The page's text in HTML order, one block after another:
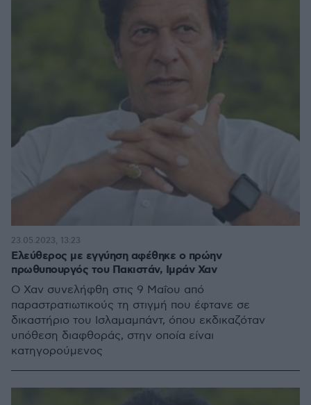
Ελεύθερος με εγγύηση αφέθηκε ο πρώην
πρωθυπουργός του Πακιστάν, Ιμράν Χαν
Ο Χαν συνελήφθη στις 9 Μαΐου από
παραστρατιωτικούς τη στιγμή που έφτανε σε
δικαστήριο του Ισλαμαμπάντ, όπου εκδικαζόταν
υπόθεση διαφθοράς, στην οποία είναι
κατηγορούμενος
23.05.2023, 13:23